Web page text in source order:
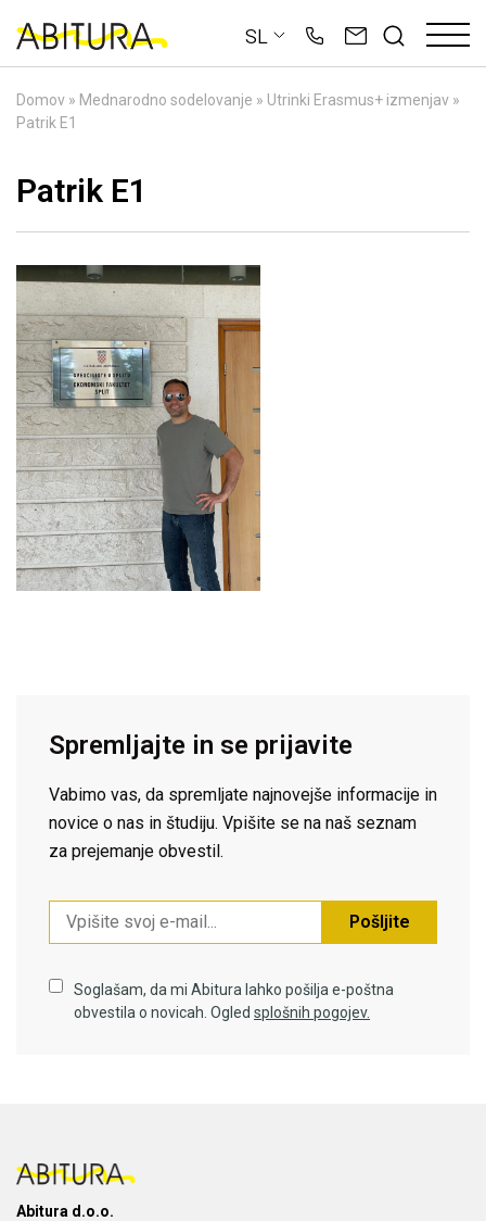
content
SL
Domov » Mednarodno sodelovanje » Utrinki Erasmus+ izmenjav »
Patrik E1
Patrik E1
Spremljajte in se prijavite
Vabimo vas, da spremljate najnovejše informacije in
novice o nas in študiju. Vpišite se na naš seznam
za prejemanje obvestil.
Pošljite
Soglašam, da mi Abitura lahko pošilja e-poštna
obvestila o novicah. Ogled splošnih pogojev.
Abitura d.o.o.